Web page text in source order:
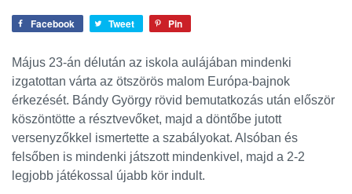
Facebook Tweet Pin
Május 23-án délután az iskola aulájában mindenki
izgatottan várta az ötszörös malom Európa-bajnok
érkezését. Bándy György rövid bemutatkozás után először
köszöntötte a résztvevőket, majd a döntőbe jutott
versenyzőkkel ismertette a szabályokat. Alsóban és
felsőben is mindenki játszott mindenkivel, majd a 2-2
legjobb játékossal újabb kör indult.